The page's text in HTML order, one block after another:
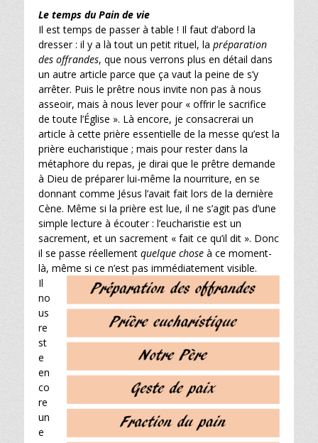
Le temps du Pain de vie
Il est temps de passer à table ! Il faut d’abord la
dresser : il y a là tout un petit rituel, la préparation
des offrandes, que nous verrons plus en détail dans
un autre article parce que ça vaut la peine de s’y
arrêter. Puis le prêtre nous invite non pas à nous
asseoir, mais à nous lever pour « offrir le sacrifice
de toute l’Église ». Là encore, je consacrerai un
article à cette prière essentielle de la messe qu’est la
prière eucharistique ; mais pour rester dans la
métaphore du repas, je dirai que le prêtre demande
à Dieu de préparer lui-même la nourriture, en se
donnant comme Jésus l’avait fait lors de la dernière
Cène. Même si la prière est lue, il ne s’agit pas d’une
simple lecture à écouter : l’eucharistie est un
sacrement, et un sacrement « fait ce qu’il dit ». Donc
il se passe réellement quelque chose à ce moment-
là, même si ce n’est pas immédiatement visible.
Il
no
us
re
st
e
en
co
re
un
e